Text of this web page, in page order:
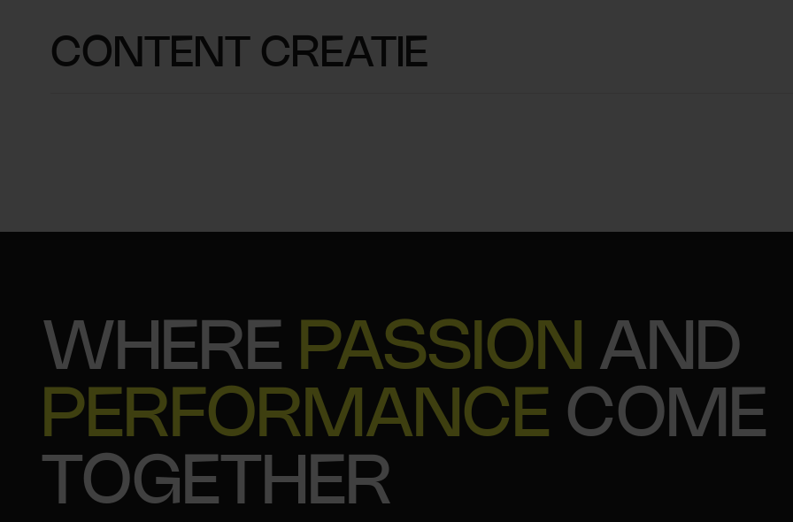
CONTENT CREATIE
WHERE PASSION AND
PERFORMANCE COME
TOGETHER